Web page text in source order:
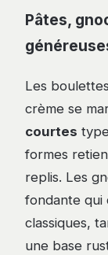
Pâtes,
Les
crème se
courtes
formes
replis. Les
fondante qui
classiques,
une base